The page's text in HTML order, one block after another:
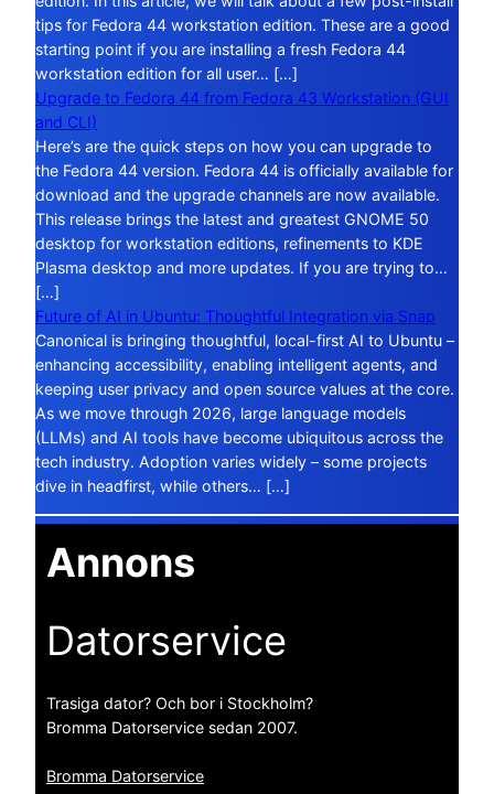
tips for Fedora 44 workstation edition. These are a good
starting point if you are installing a fresh Fedora 44
workstation edition for all user… […]
Upgrade to Fedora 44 from Fedora 43 Workstation (GUI
and CLI)
Here’s are the quick steps on how you can upgrade to
the Fedora 44 version. Fedora 44 is officially available for
download and the upgrade channels are now available.
This release brings the latest and greatest GNOME 50
desktop for workstation editions, refinements to KDE
Plasma desktop and more updates. If you are trying to…
[…]
Future of AI in Ubuntu: Thoughtful Integration via Snap
Canonical is bringing thoughtful, local-first AI to Ubuntu –
enhancing accessibility, enabling intelligent agents, and
keeping user privacy and open source values at the core.
As we move through 2026, large language models
(LLMs) and AI tools have become ubiquitous across the
tech industry. Adoption varies widely – some projects
dive in headfirst, while others… […]
Annons
Datorservice
Trasiga dator? Och bor i Stockholm?
Bromma Datorservice sedan 2007.
Bromma Datorservice